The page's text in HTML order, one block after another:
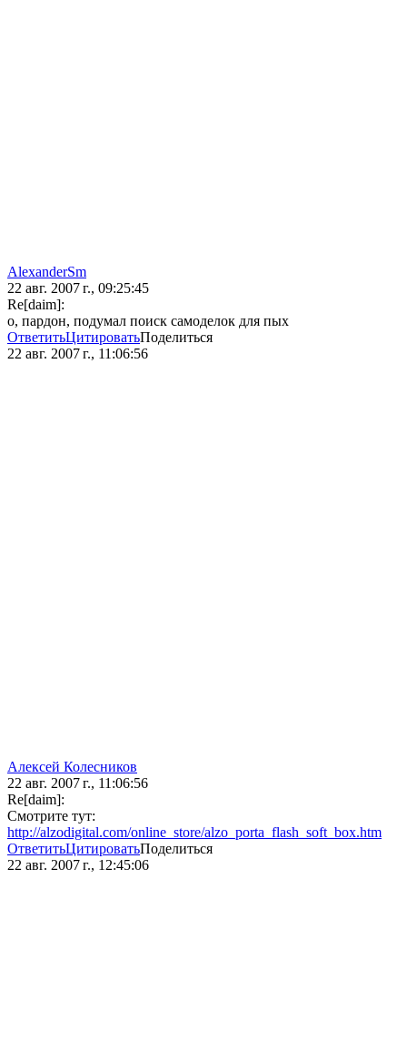
AlexanderSm
22 авг. 2007 г., 09:25:45
Re[daim]:
о, пардон, подумал поиск самоделок для пых
ОтветитьЦитироватьПоделиться
22 авг. 2007 г., 11:06:56
Алексей Колесников
22 авг. 2007 г., 11:06:56
Re[daim]:
Смотрите тут:
http://alzodigital.com/online_store/alzo_porta_flash_soft_box.htm
ОтветитьЦитироватьПоделиться
22 авг. 2007 г., 12:45:06